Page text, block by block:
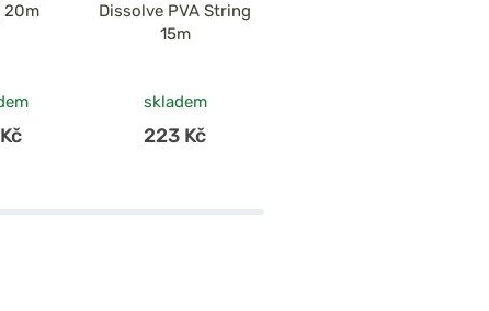
20m
Dissolve PVA String
15m
skladem
223 Kč